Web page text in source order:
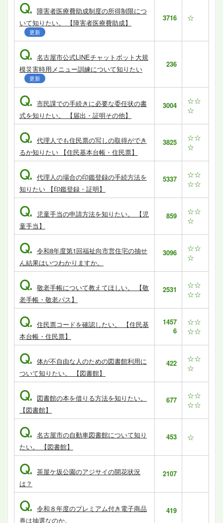
Q. 障害者医療費助成制度の所得制限につ
いて知りたい。 【障害者医療費助成】
更新
3716 ☆
Q. 名古屋市公式LINEチャットボット大規
模災害時用メニュー訓練について知りたい
更新
236
Q. 市民課での手続きに必要な委任状の書
式を知りたい。 【届出・証明その他】
3004
☆☆
☆
Q. 代理人でも住民票の写しの取得ができ
るか知りたい 【住民基本台帳・住民票】
3825
☆☆
☆
Q. 代理人の場合の印鑑登録の手続方法を
知りたい 【印鑑登録・証明】
5337
☆☆
☆☆
Q.
児童手当の申請方法を知りたい。 【児
童手当】
859
☆☆
☆
Q. 令和8年度第1回福祉向市営住宅の抽せ
ん結果はいつわかりますか。
3096
☆☆
☆
Q. 敬老手帳について教えてほしい。 【敬
老手帳・敬老パス】
2531
☆☆
☆☆
Q. 住民票コードを確認したい。 【住民基
本台帳・住民票】
1457
6
☆☆
☆☆
Q. 体が不自由な人のための図書館利用に
ついて知りたい。 【図書館】
422
☆☆
☆
Q. 図書館の本を借りる方法を知りたい。
【図書館】
677
☆☆
☆☆
Q. 名古屋市の自動車図書館について知り
たい。 【図書館】
453 ☆
Q. 茶屋ケ坂公園のアジサイの開花状況
は？
2107
Q. 令和８年度のプレミアム付き電子商品
券は抽選なのか。
419